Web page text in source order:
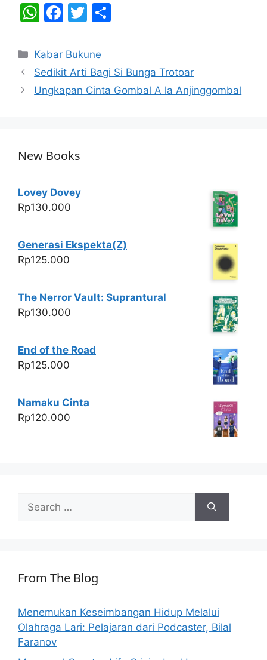
W
at
s
A
F
c
e
b
k
T
itt
er e
Categories
Kabar Bukune
Sedikit Arti Bagi Si Bunga Trotoar
Ungkapan Cinta Gombal A la Anjinggombal
New Books
Lovey Dovey
Rp130.000
Generasi Ekspekta(Z)
Rp125.000
The Nerror Vault: Suprantural
Rp130.000
End of the Road
Rp125.000
Namaku Cinta
Rp120.000
Search
for:
From The Blog
Menemukan Keseimbangan Hidup Melalui
Olahraga Lari: Pelajaran dari Podcaster, Bilal
Faranov